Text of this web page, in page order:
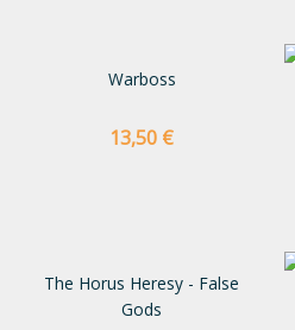
Warboss
Preço
13,50 €
The Horus Heresy - False
Gods